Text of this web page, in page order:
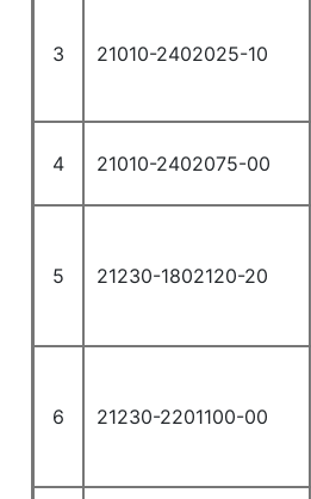
3 21010-2402025-10
4 21010-2402075-00
5 21230-1802120-20
6 21230-2201100-00